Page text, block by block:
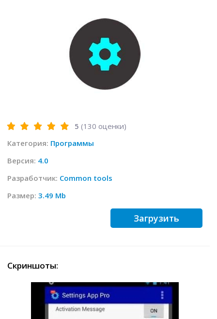
5 (130 оценки)
Категория: Программы
Версия: 4.0
Разработчик: Common tools
Размер: 3.49 Mb
Загрузить
Скриншоты: